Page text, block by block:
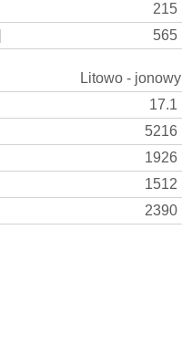
215
565
Lito­wo - jonowy
17.1
5216
1926
1512
2390